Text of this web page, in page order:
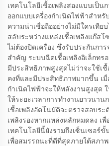
เทคโนโลยีเชื้อเพลิงสองแบบเป็
ออกแบบเครื่องกำเนิดไฟฟ้าสำห
ความน่าเชื่อถืออย่างไม่มีใครเที
สลับระหว่างแหล่งเชื้อเพลิงแก๊ส
ไม่ต้องปิดเครื่อง ซึ่งรับประกันกา
สำคัญ ระบบฉีดเชื้อเพลิงอิเล็กทร
มีประสิทธิภาพสูงสุดไม่ว่าจะใช้เ
คงที่และมีประสิทธิภาพมากขึ้น เ
กำเนิดไฟฟ้าจะให้พลังงานสูงสุด
ให้ระยะเวลาการทำงานยาวนา
เชื้อเพลิงอัตโนมัติจะตรวจสอบร
เพลิงรองหากแหล่งหลักหมดลง เ
เทคโนโลยีนี้ยังรวมถึงเซ็นเซอร์
เพื่อสมรรถนะที่ดีที่สุดภายใต้สภา